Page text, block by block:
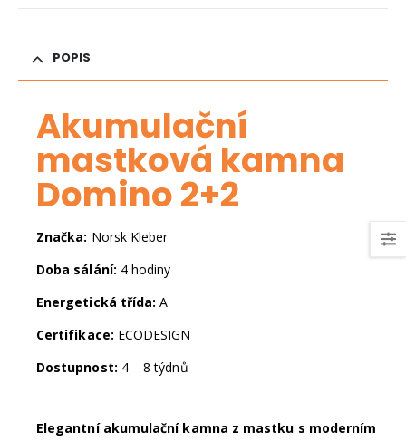
POPIS
Akumulační
mastková kamna
Domino 2+2
Značka: Norsk Kleber
Doba sálání: 4 hodiny
Energetická třída: A
Certifikace: ECODESIGN
Dostupnost: 4 – 8 týdnů
Elegantní akumulační kamna z mastku s moderním